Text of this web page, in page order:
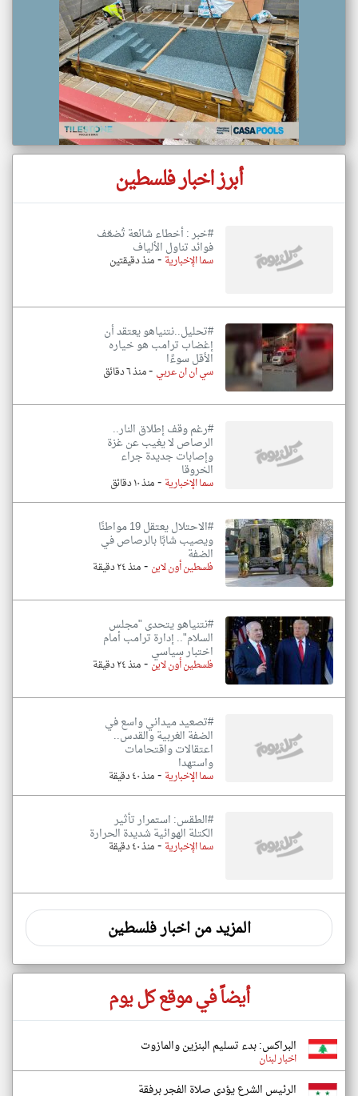
أبرز اخبار فلسطين
#خبر : أخطاء شائعة تُضعّف
فوائد تناول الألياف
سما الإخبارية -منذ دقيقتين
#تحليل..نتنياهو يعتقد أن
إغضاب ترامب هو خياره
الأقل سوءًا
سي ان ان عربي -منذ ٦ دقائق
#رغم وقف إطلاق النار..
الرصاص لا يغيب عن غزة
وإصابات جديدة جراء
الخروقا
سما الإخبارية -منذ ١٠ دقائق
#الاحتلال يعتقل 19 مواطنًا
ويصيب شابًا بالرصاص في
الضفة
فلسطين أون لاين -منذ ٢٤ دقيقة
#نتنياهو يتحدى "مجلس
السلام".. إدارة ترامب أمام
اختبار سياسي
فلسطين أون لاين -منذ ٢٤ دقيقة
#تصعيد ميداني واسع في
الضفة الغربية والقدس..
اعتقالات واقتحامات
واستهدا
سما الإخبارية -منذ ٤٠ دقيقة
#الطقس: استمرار تأثير
الكتلة الهوائية شديدة الحرارة
سما الإخبارية-منذ ٤٠ دقيقة
المزيد من اخبار فلسطين
أيضاً في موقع كل يوم
البراكس: بدء تسليم البنزين والمازوت
اخبار لبنان
الرئيس الشرع يؤدي صلاة الفجر برفقة